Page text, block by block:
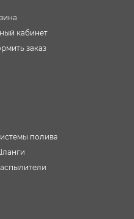
кабинет
заказ
полива